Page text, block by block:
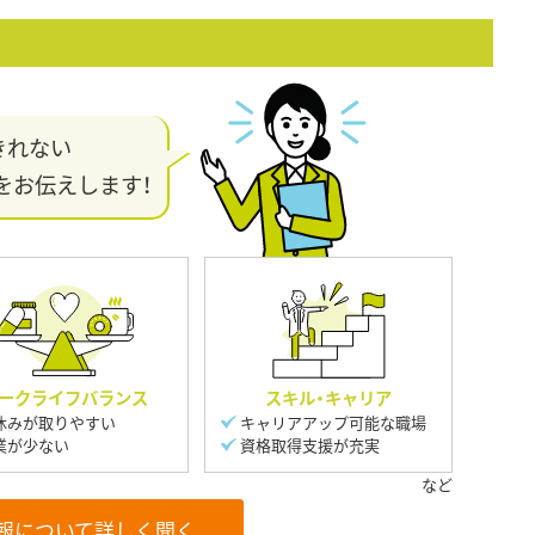
ない
お伝えします！
クライフバランス
みが取りやすい
が少ない
スキル・キャリア
キャリアアップ可能な職場
資格取得支援が充実